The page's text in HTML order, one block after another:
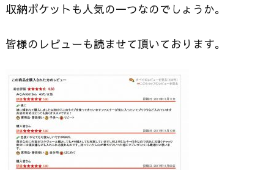
収納ポケットも人気の一つなのでしょうか。
皆様のレビューも読ませて頂いております。